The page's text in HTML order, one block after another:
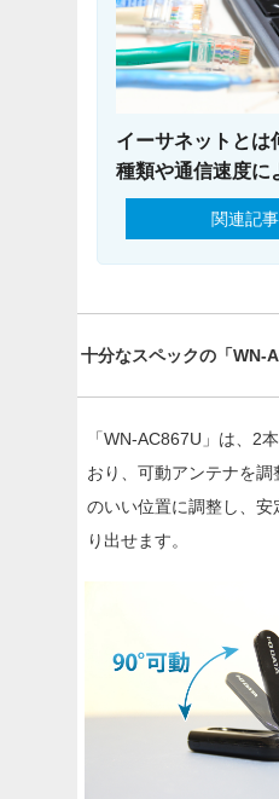
イーサネットとは
種類や通信速度に
関連記
十分なスペックの「WN-
「WN-AC867U」は、2
おり、可動アンテナを
のいい位置に調整し、
り出せます。